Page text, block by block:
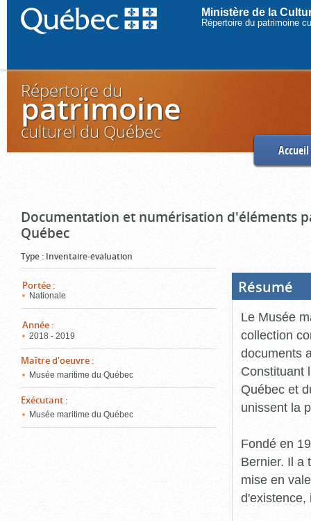
Ministère de la
Répertoire du patrimoine
Répertoire du
patrimoine
culturel du Québec
Accueil
Documentation et numérisation d'éléments
Québec
Type : Inventaire-évaluation
Portée :
Nationale
Année :
2018 - 2019
Maître d'oeuvre :
Musée maritime du Québec
Exécutant :
Musée maritime du Québec
Résumé
Le Musée
collection
documents
Constituant
Québec et
unissent la
Fondé en
Bernier. Il a
mise en
d'existence,